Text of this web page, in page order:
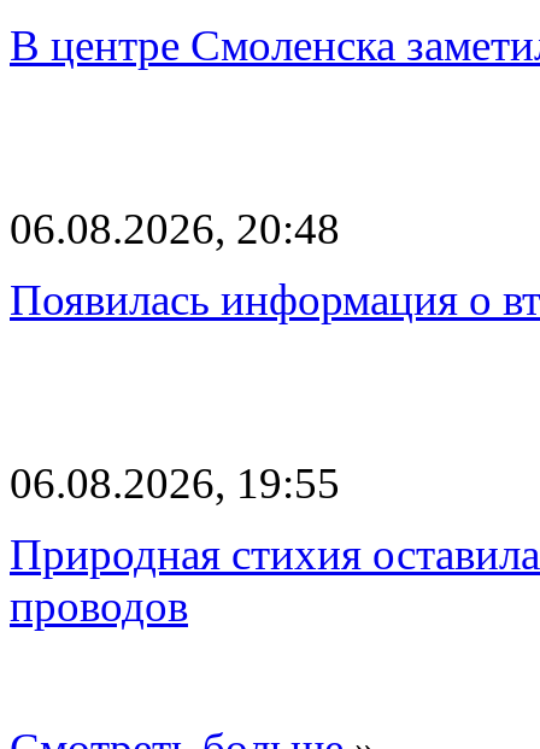
В центре Смоленска
06.08.2026, 20:48
Появилась информация о
06.08.2026, 19:55
Природная стихия
проводов